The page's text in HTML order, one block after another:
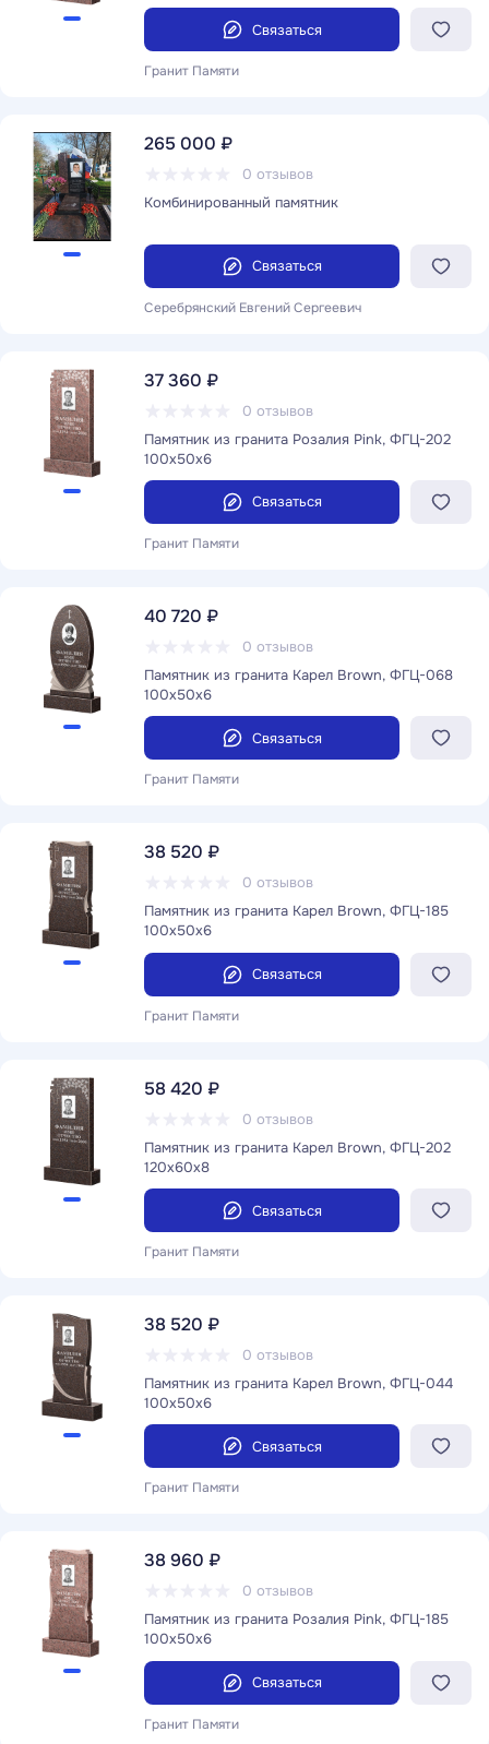
Связаться
Гранит Памяти
265 000 ₽
0 отзывов
Комбинированный памятник
Связаться
Серебрянский Евгений Сергеевич
37 360 ₽
0 отзывов
Памятник из гранита Розалия Pink, ФГЦ-202
100x50x6
Связаться
Гранит Памяти
40 720 ₽
0 отзывов
Памятник из гранита Карел Brown, ФГЦ-068
100x50x6
Связаться
Гранит Памяти
38 520 ₽
0 отзывов
Памятник из гранита Карел Brown, ФГЦ-185
100x50x6
Связаться
Гранит Памяти
58 420 ₽
0 отзывов
Памятник из гранита Карел Brown, ФГЦ-202
120x60x8
Связаться
Гранит Памяти
38 520 ₽
0 отзывов
Памятник из гранита Карел Brown, ФГЦ-044
100x50x6
Связаться
Гранит Памяти
38 960 ₽
0 отзывов
Памятник из гранита Розалия Pink, ФГЦ-185
100x50x6
Связаться
Гранит Памяти